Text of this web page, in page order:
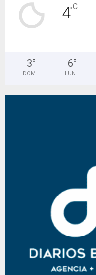
4°C
3°
DOM
6°
LUN